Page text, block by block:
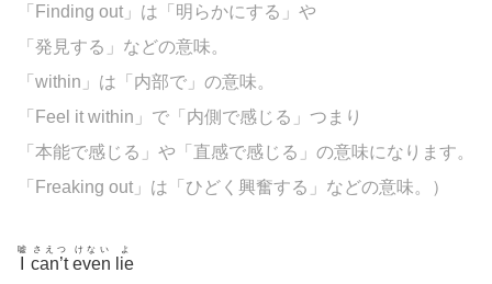
「Finding out」は「明らかにする」や
「発見する」などの意味。
「 within」は「内部で」の意味。
「Feel it within」で「内側で感じる」つまり
「本能で感じる」や「直感で感じる」の意味になります。
「Freaking out」は「ひどく興奮する」などの意味。）
嘘
can’t
さえつ
even
けない
lie
よ